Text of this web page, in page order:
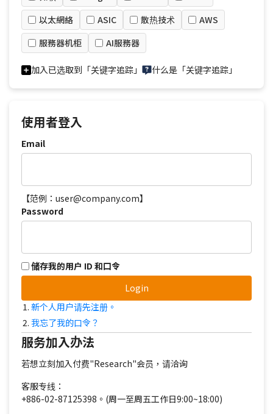
以太網絡
ASIC 散热技术
AWS
服務器机柜
AI服務器
加入已选取到「关键字追踪」 什么是「关键字追踪」
使用者登入
Email
【范例：user@company.com】
Password
储存我的用户 ID 和口令
Login
新个人用户请先注册。
我忘了我的口令？
服务加入办法
若想立刻加入付费"Research"会员，请洽询
客服专线：
+886-02-87125398。(周一至周五工作日9:00~18:00)